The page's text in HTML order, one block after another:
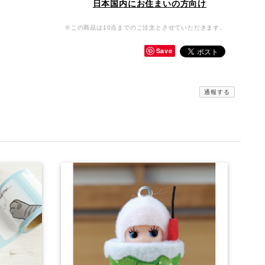
日本国内にお住まいの方向け
※この商品は10点までのご注文とさせていただきます。
Save
通報する